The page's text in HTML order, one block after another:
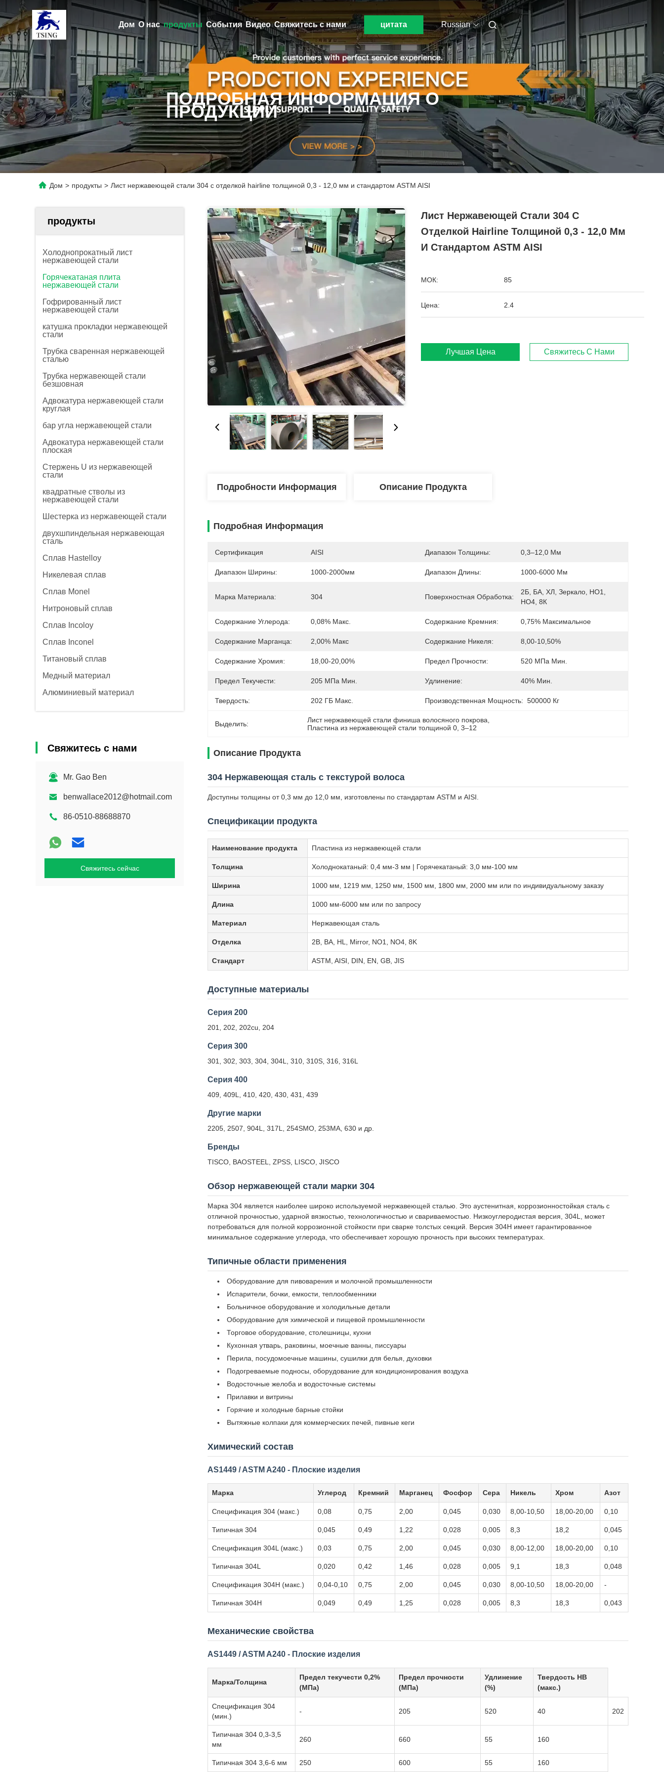
Дом О нас продукты События Видео Свяжитесь с нами цитата Russian
ПОДРОБНАЯ ИНФОРМАЦИЯ О
ПРОДУКЦИИ
Дом > продукты > Лист нержавеющей стали 304 с отделкой hairline толщиной 0,3 - 12,0 мм и стандартом ASTM AISI
продукты
Холоднопрокатный лист
нержавеющей стали
Горячекатаная плита
нержавеющей стали
Гофрированный лист
нержавеющей стали
катушка прокладки нержавеющей
стали
Трубка сваренная нержавеющей
сталью
Трубка нержавеющей стали
безшовная
Адвокатура нержавеющей стали
круглая
бар угла нержавеющей стали
Адвокатура нержавеющей стали
плоская
Стержень U из нержавеющей
стали
квадратные стволы из
нержавеющей стали
Шестерка из нержавеющей стали
двухшпиндельная нержавеющая
сталь
Сплав Hastelloy
Никелевая сплав
Сплав Monel
Нитроновый сплав
Сплав Incoloy
Сплав Inconel
Титановый сплав
Медный материал
Алюминиевый материал
Свяжитесь с нами
Mr. Gao Ben
benwallace2012@hotmail.com
86-0510-88688870
Свяжитесь сейчас
Лист Нержавеющей Стали 304 С
Отделкой Hairline Толщиной 0,3 - 12,0 Мм
И Стандартом ASTM AISI
МОК: 85
Цена: 2.4
Лучшая Цена Свяжитесь С Нами
Подробности Информация Описание Продукта
Подробная Информация
Сертификация AISI Диапазон Толщины: 0,3–12,0 Мм
Диапазон Ширины: 1000-2000мм Диапазон Длины: 1000-6000 Мм
Марка Материала: 304 Поверхностная Обработка:
2Б, БА, ХЛ, Зеркало, НО1,
НО4, 8К
Содержание Углерода: 0,08% Макс. Содержание Кремния: 0,75% Максимальное
Содержание Марганца: 2,00% Макс Содержание Никеля: 8,00-10,50%
Содержание Хромия: 18,00-20,00% Предел Прочности: 520 МПа Мин.
Предел Текучести: 205 МПа Мин. Удлинение: 40% Мин.
Твердость: 202 ГБ Макс. Производственная Мощность: 500000 Кг
Выделить: Лист нержавеющей стали финиша волосяного покрова
Пластина из нержавеющей стали толщиной 0 , 3–12
Описание Продукта
304 Нержавеющая сталь с текстурой волоса
Доступны толщины от 0,3 мм до 12,0 мм, изготовлены по стандартам ASTM и AISI.
Спецификации продукта
Наименование продукта Пластина из нержавеющей стали
Толщина Холоднокатаный: 0,4 мм-3 мм | Горячекатаный: 3,0 мм-100 мм
Ширина 1000 мм, 1219 мм, 1250 мм, 1500 мм, 1800 мм, 2000 мм или по индивидуальному заказу
Длина 1000 мм-6000 мм или по запросу
Материал Нержавеющая сталь
Отделка 2B, BA, HL, Mirror, NO1, NO4, 8K
Стандарт ASTM, AISI, DIN, EN, GB, JIS
Доступные материалы
Серия 200
201, 202, 202cu, 204
Серия 300
301, 302, 303, 304, 304L, 310, 310S, 316, 316L
Серия 400
409, 409L, 410, 420, 430, 431, 439
Другие марки
2205, 2507, 904L, 317L, 254SMO, 253MA, 630 и др.
Бренды
TISCO, BAOSTEEL, ZPSS, LISCO, JISCO
Обзор нержавеющей стали марки 304
Марка 304 является наиболее широко используемой нержавеющей сталью. Это аустенитная, коррозионностойкая сталь с
отличной прочностью, ударной вязкостью, технологичностью и свариваемостью. Низкоуглеродистая версия, 304L, может
потребоваться для полной коррозионной стойкости при сварке толстых секций. Версия 304H имеет гарантированное
минимальное содержание углерода, что обеспечивает хорошую прочность при высоких температурах.
Типичные области применения
Оборудование для пивоварения и молочной промышленности
Испарители, бочки, емкости, теплообменники
Больничное оборудование и холодильные детали
Оборудование для химической и пищевой промышленности
Торговое оборудование, столешницы, кухни
Кухонная утварь, раковины, моечные ванны, писсуары
Перила, посудомоечные машины, сушилки для белья, духовки
Подогреваемые подносы, оборудование для кондиционирования воздуха
Водосточные желоба и водосточные системы
Прилавки и витрины
Горячие и холодные барные стойки
Вытяжные колпаки для коммерческих печей, пивные кеги
Химический состав
AS1449 / ASTM A240 - Плоские изделия
Марка Углерод Кремний Марганец Фосфор Сера Никель Хром Азот
Спецификация 304 (макс.) 0,08 0,75 2,00 0,045 0,030 8,00-10,50 18,00-20,00 0,10
Типичная 304 0,045 0,49 1,22 0,028 0,005 8,3 18,2 0,045
Спецификация 304L (макс.) 0,03 0,75 2,00 0,045 0,030 8,00-12,00 18,00-20,00 0,10
Типичная 304L 0,020 0,42 1,46 0,028 0,005 9,1 18,3 0,048
Спецификация 304H (макс.) 0,04-0,10 0,75 2,00 0,045 0,030 8,00-10,50 18,00-20,00 -
Типичная 304H 0,049 0,49 1,25 0,028 0,005 8,3 18,3 0,043
Механические свойства
AS1449 / ASTM A240 - Плоские изделия
Марка/Толщина
Предел текучести 0,2%
(МПа)
Предел прочности
(МПа)
Удлинение
(%)
Твердость HB
(макс.)
Спецификация 304
(мин.)
- 205 520 40 202
Типичная 304 0,3-3,5
мм
260 660 55 160
Типичная 304 3,6-6 мм 250 600 55 160